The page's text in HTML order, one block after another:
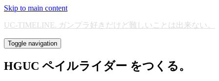
Skip to main content
UC-TIMELINE. ガンプラ好きだけど難しいことは出来ない。
Toggle navigation
HGUC ペイルライダー をつくる。